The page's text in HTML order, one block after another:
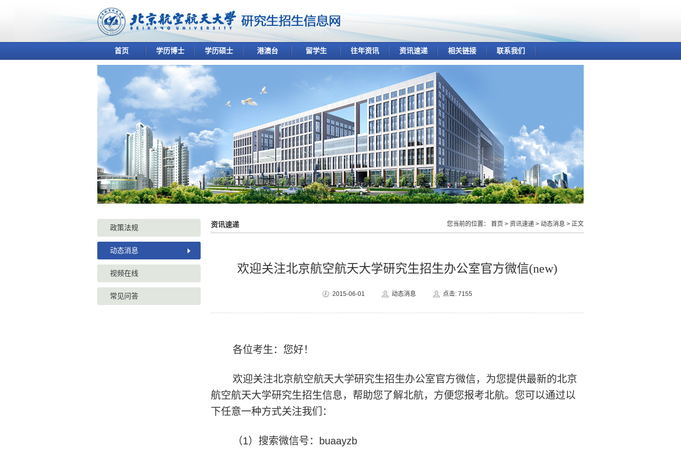
首页 学历博士 学历硕士 港澳台 留学生 往年资讯 资讯速递 相关链接 联系我们
政策法规
动态消息
视频在线
常见问答
资讯速递 您当前的位置： 首页 > 资讯速递 > 动态消息 > 正文
欢迎关注北京航空航天大学研究生招生办公室官方微信(new)
2015-06-01 动态消息 点击: 7155
各位考生：您好！
欢迎关注北京航空航天大学研究生招生办公室官方微信，为您提供最新的北京
航空航天大学研究生招生信息，帮助您了解北航，方便您报考北航。您可以通过以
下任意一种方式关注我们：
（1）搜索微信号：buaayzb